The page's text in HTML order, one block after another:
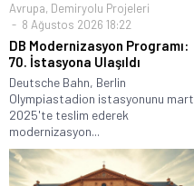
Avrupa, Demiryolu Projeleri
8 Ağustos 2026 18:22
DB Modernizasyon Programı:
70. İstasyona Ulaşıldı
Deutsche Bahn, Berlin
Olympiastadion istasyonunu mart
2025'te teslim ederek
modernizasyon...